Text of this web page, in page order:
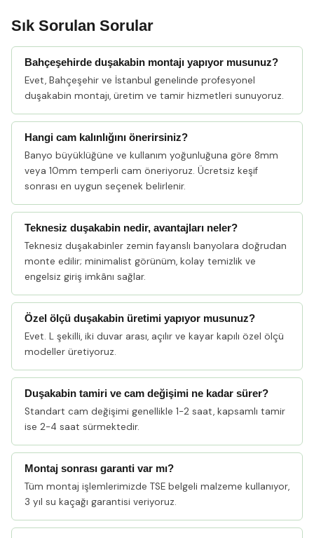
Sık Sorulan Sorular
Bahçeşehirde duşakabin montajı yapıyor musunuz?
Evet, Bahçeşehir ve İstanbul genelinde profesyonel
duşakabin montajı, üretim ve tamir hizmetleri sunuyoruz.
Hangi cam kalınlığını önerirsiniz?
Banyo büyüklüğüne ve kullanım yoğunluğuna göre 8mm
veya 10mm temperli cam öneriyoruz. Ücretsiz keşif
sonrası en uygun seçenek belirlenir.
Teknesiz duşakabin nedir, avantajları neler?
Teknesiz duşakabinler zemin fayanslı banyolara doğrudan
monte edilir; minimalist görünüm, kolay temizlik ve
engelsiz giriş imkânı sağlar.
Özel ölçü duşakabin üretimi yapıyor musunuz?
Evet. L şekilli, iki duvar arası, açılır ve kayar kapılı özel ölçü
modeller üretiyoruz.
Duşakabin tamiri ve cam değişimi ne kadar sürer?
Standart cam değişimi genellikle 1-2 saat, kapsamlı tamir
ise 2-4 saat sürmektedir.
Montaj sonrası garanti var mı?
Tüm montaj işlemlerimizde TSE belgeli malzeme kullanıyor,
3 yıl su kaçağı garantisi veriyoruz.